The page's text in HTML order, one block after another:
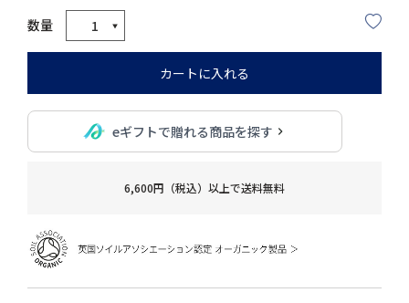
カートに入れる
eギフトで贈れる商品を探す
6,600円（税込）以上で送料無料